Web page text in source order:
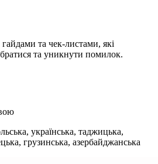
та чек-листами, які
та уникнути помилок.
українська, таджицька,
грузинська, азербайджанська